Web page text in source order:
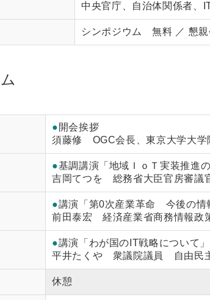
中央官庁、自治体関係者、
シンポジウム 無料 ／ 懇
● 開会挨拶
須藤修 OGC会長、東京大学大学
●基調講演「地域ＩｏＴ実装推進の
吉岡てつを 総務省大臣官房審議
●講演「第0次産業革命 今後の情
前田泰宏 経済産業省商務情報政
●講演「わが国のIT戦略について」
平井たくや 衆議院議員 自由民
休憩